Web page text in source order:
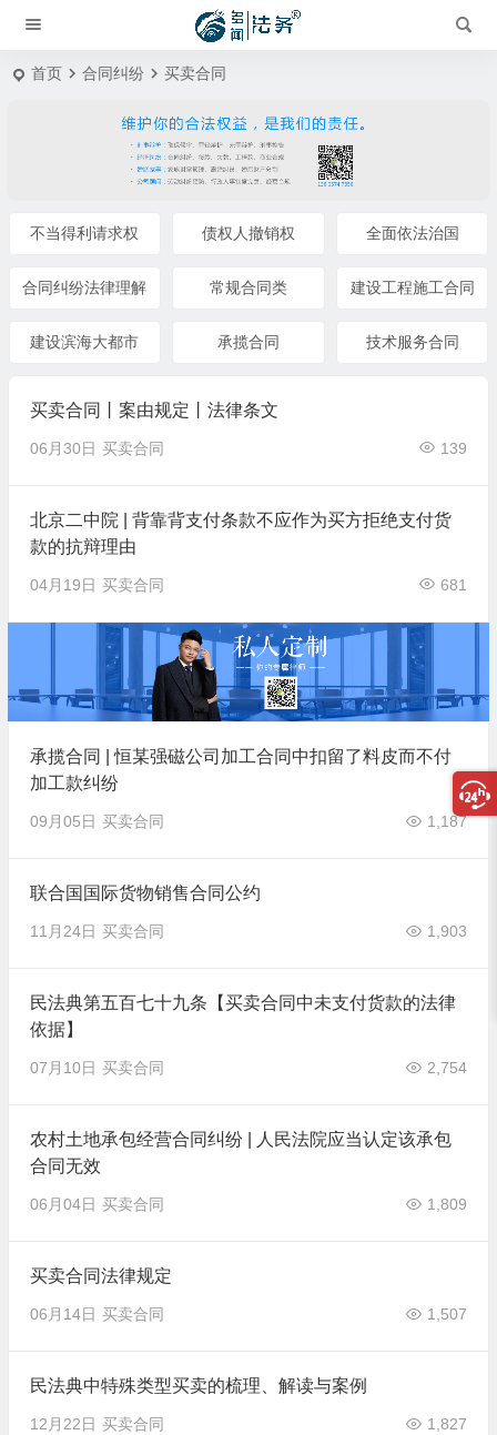
首页 合同纠纷 买卖合同
不当得利请求权 债权人撤销权 全面依法治国
合同纠纷法律理解 常规合同类 建设工程施工合同
建设滨海大都市 承揽合同 技术服务合同
买卖合同丨案由规定丨法律条文
06月30日 买卖合同 139
北京二中院 | 背靠背支付条款不应作为买方拒绝支付货
款的抗辩理由
04月19日 买卖合同 681
承揽合同 | 恒某强磁公司加工合同中扣留了料皮而不付
加工款纠纷
09月05日 买卖合同 1,187
联合国国际货物销售合同公约
11月24日 买卖合同 1,903
民法典第五百七十九条【买卖合同中未支付货款的法律
依据】
07月10日 买卖合同 2,754
农村土地承包经营合同纠纷 | 人民法院应当认定该承包
合同无效
06月04日 买卖合同 1,809
买卖合同法律规定
06月14日 买卖合同 1,507
民法典中特殊类型买卖的梳理、解读与案例
12月22日 买卖合同 1,827